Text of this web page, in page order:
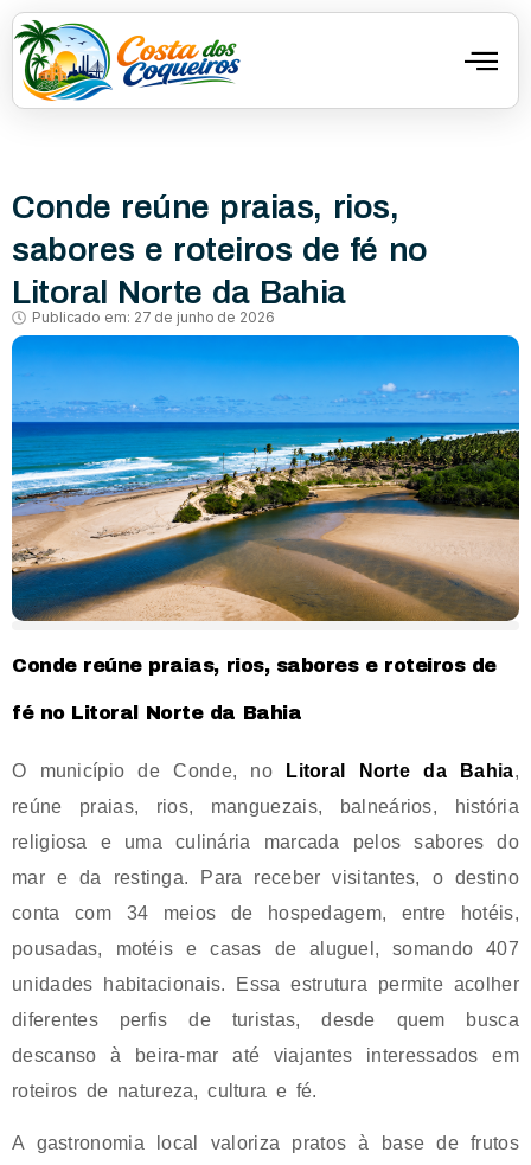
Conde reúne praias, rios,
sabores e roteiros de fé no
Litoral Norte da Bahia
Publicado em: 27 de junho de 2026
Conde reúne praias, rios, sabores e roteiros de
fé no Litoral Norte da Bahia
O município de Conde, no Litoral Norte da Bahia,
reúne praias, rios, manguezais, balneários, história
religiosa e uma culinária marcada pelos sabores do
mar e da restinga. Para receber visitantes, o destino
conta com 34 meios de hospedagem, entre hotéis,
pousadas, motéis e casas de aluguel, somando 407
unidades habitacionais. Essa estrutura permite acolher
diferentes perfis de turistas, desde quem busca
descanso à beira-mar até viajantes interessados em
roteiros de natureza, cultura e fé.
A gastronomia local valoriza pratos à base de frutos